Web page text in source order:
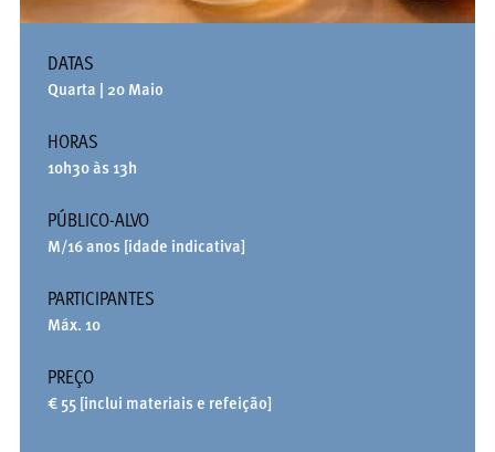
DATAS
Quarta | 20 Maio
HORAS
10h30 às 13h
PÚBLICO-ALVO
M/16 anos [idade indicativa]
PARTICIPANTES
Máx. 10
PREÇO
€ 55 [inclui materiais e refeição]